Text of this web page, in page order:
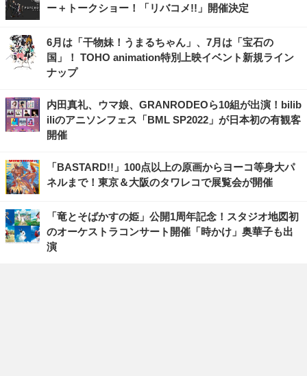
ー＋トークショー！「リバコメ!!」開催決定
6月は「干物妹！うまるちゃん」、7月は「宝石の
国」！ TOHO animation特別上映イベント新規ライン
ナップ
内田真礼、ウマ娘、GRANRODEOら10組が出演！bilib
iliのアニソンフェス「BML SP2022」が日本初の有観客
開催
「BASTARD!!」100点以上の原画からヨーコ等身大パ
ネルまで！東京＆大阪のタワレコで展覧会が開催
「竜とそばかすの姫」公開1周年記念！スタジオ地図初
のオーケストラコンサート開催「時かけ」奥華子も出
演